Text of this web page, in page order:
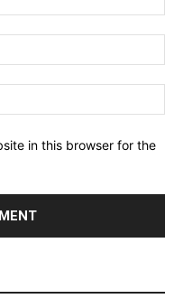
in this browser for the